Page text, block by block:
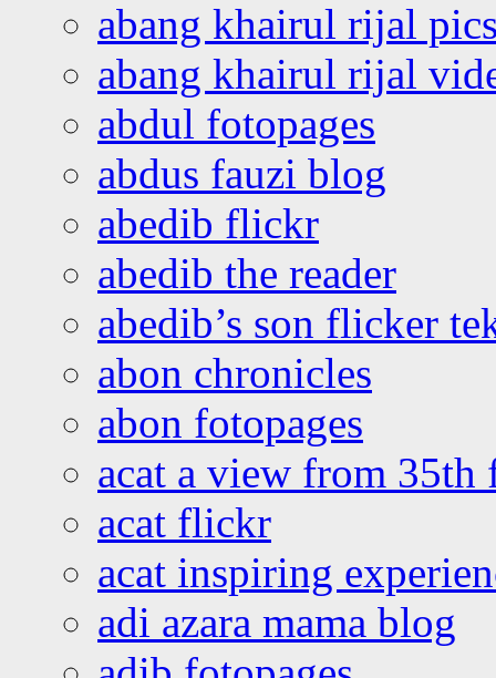
abang khairul rijal
abang khairul rijal
abdul fotopages
abdus fauzi blog
abedib flickr
abedib the reader
abedib’s son flicker
abon chronicles
abon fotopages
acat a view from 35th
acat flickr
acat inspiring
adi azara mama blog